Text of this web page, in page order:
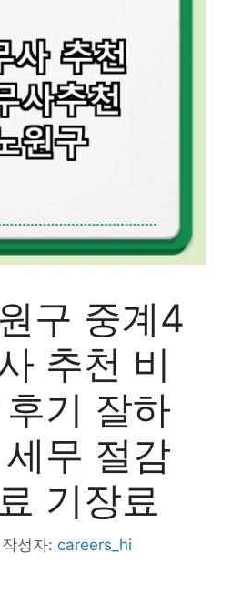
구 중계4
추천 비
기 잘하
무 절감
기장료
작성자: careers_hi